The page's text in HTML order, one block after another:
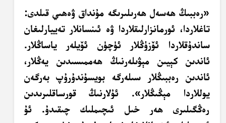
«رەببىڭ ھەسەل ھەرىلىرىگە مۇنداق ۋەھىي قىلدى:
تاغلاردا، ئورمانزارلىقلاردا ۋە ئىنسانلار تەييارلىغان
ساندۇقلاردا ئۆزۈڭلار ئۈچۈن ئۆيلەر ياساڭلار.
ئاندىن كېيىن مېۋىلەرنىڭ ھەممىسىدىن يەڭلار،
ئاندىن رەببىڭلار سىلەرگە بويسۇندۇرۇپ بەرگەن
يوللاردا مېڭىڭلار». ئۇلارنىڭ قورساقلىرىدىن
رەڭگىلىرى ھەر خىل ئىچىملىك چىقىدۇ. ئۇ